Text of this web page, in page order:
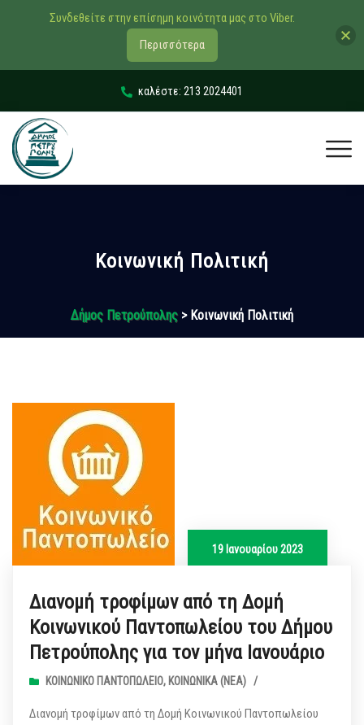
καλέστε: 213 2024401
Κοινωνική Πολιτική
Δήμος Πετρούπολης > Κοινωνική Πολιτική
19 Ιανουαρίου 2023
Διανομή τροφίμων από τη Δομή
Κοινωνικού Παντοπωλείου του Δήμου
Πετρούπολης για τον μήνα Ιανουάριο
ΚΟΙΝΩΝΙΚΌ ΠΑΝΤΟΠΩΛΕΊΟ, ΚΟΙΝΩΝΙΚΆ (ΝΕΑ) /
Διανομή τροφίμων από τη Δομή Κοινωνικού Παντοπωλείου
Συνδεθείτε στην επίσημη κοινότητα μας στο Viber.
Περισσότερα